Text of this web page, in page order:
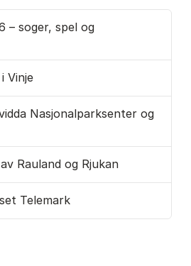
– soger, spel og
Vinje
Nasjonalparksenter og
Rauland og Rjukan
Telemark